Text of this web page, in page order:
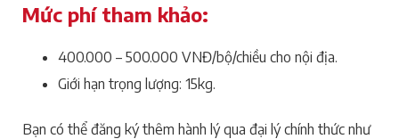
Mức phí tham khảo:
400.000 – 500.000 VNĐ/bộ/chiều cho nội địa.
Giới hạn trọng lượng: 15kg.
Bạn có thể đăng ký thêm hành lý qua đại lý chính thức như